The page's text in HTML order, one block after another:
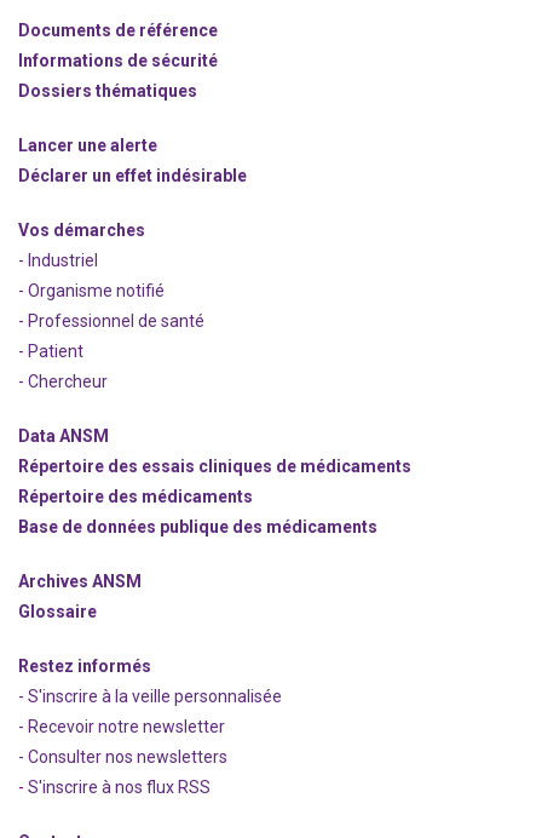
Documents de référence
Informations de sécurité
Dossiers thématiques
Lancer une alerte
Déclarer un effet indésirable
Vos démarches
- Industriel
- Organisme notifié
- Professionnel de santé
- Patient
- Chercheur
Data ANSM
Répertoire des essais cliniques de médicaments
Répertoire des médicaments
Base de données publique des médicaments
Archives ANSM
Glossaire
Restez informés
- S'inscrire à la veille personnalisée
- Recevoir notre newsletter
- Consulter nos newsletters
- S'inscrire à nos flux RSS